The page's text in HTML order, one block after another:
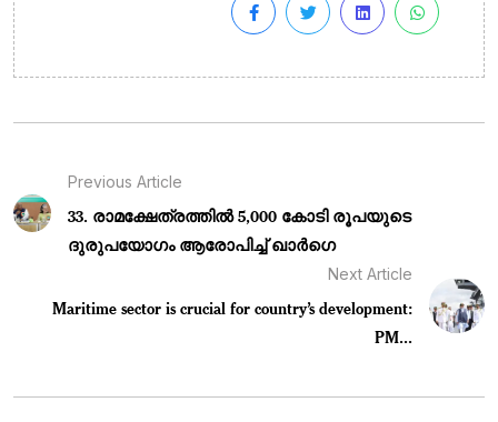
Previous Article
33. രാമക്ഷേത്രത്തിൽ 5,000 കോടി രൂപയുടെ
ദുരുപയോഗം ആരോപിച്ച് ഖാർഗെ
Next Article
Maritime sector is crucial for country’s development:
PM...